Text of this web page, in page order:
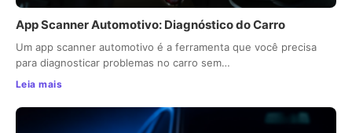
App Scanner Automotivo: Diagnóstico do Carro
Um app scanner automotivo é a ferramenta que você precisa
para diagnosticar problemas no carro sem…
Leia mais